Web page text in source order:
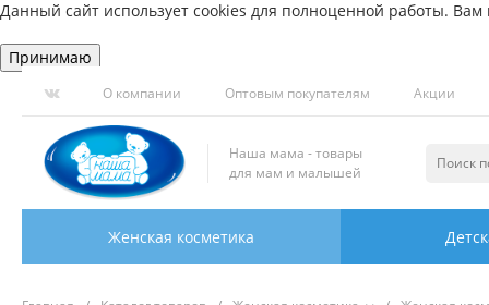
Данный сайт использует cookies для полноценной работы. Вам
Принимаю
О компании Оптовым покупателям Акции
Наша мама - товары
для мам и малышей
Женская косметика